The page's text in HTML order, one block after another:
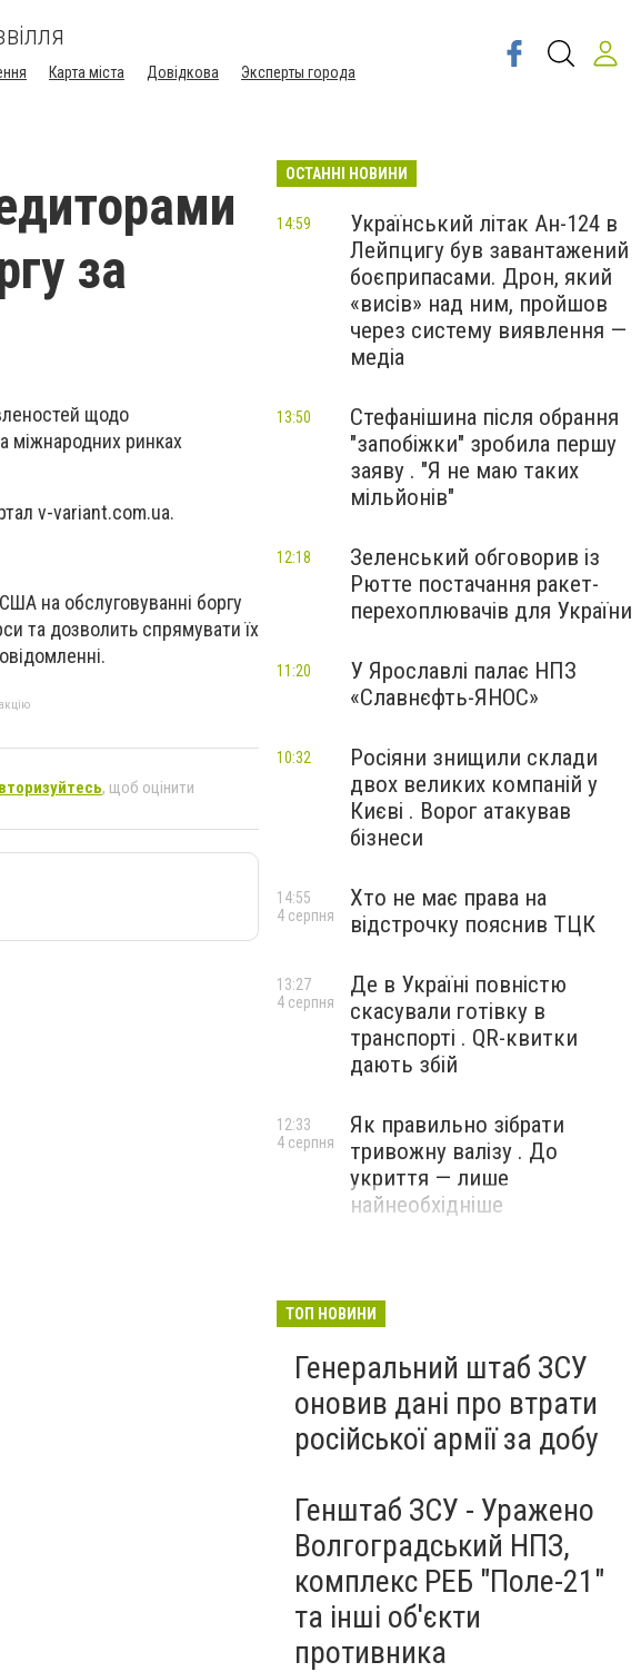
Карта міста Довідкова Эксперты города
за
щодо
міжнародних ринках
v-variant.com.ua.
на обслуговуванні боргу
та дозволить спрямувати їх
, щоб оцінити
ОСТАННІ НОВИНИ
Український літак Ан-124 в
Лейпцигу був завантажений
боєприпасами. Дрон, який
«висів» над ним, пройшов
через систему виявлення —
медіа
14:59
Стефанішина після обрання
"запобіжки" зробила першу
заяву . "Я не маю таких
мільйонів"
13:50
Зеленський обговорив із
Рютте постачання ракет-
перехоплювачів для України
12:18
У Ярославлі палає НПЗ
«Славнєфть-ЯНОС»
11:20
Росіяни знищили склади
двох великих компаній у
Києві . Ворог атакував
бізнеси
10:32
Хто не має права на
відстрочку пояснив ТЦК
14:55
4 серпня
Де в Україні повністю
скасували готівку в
транспорті . QR-квитки
дають збій
13:27
4 серпня
Як правильно зібрати
тривожну валізу . До
укриття — лише
найнеобхідніше
12:33
4 серпня
ТОП НОВИНИ
Генеральний штаб ЗСУ
оновив дані про втрати
російської армії за добу
Генштаб ЗСУ - Уражено
Волгоградський НПЗ,
комплекс РЕБ "Поле-21"
та інші об'єкти
противника